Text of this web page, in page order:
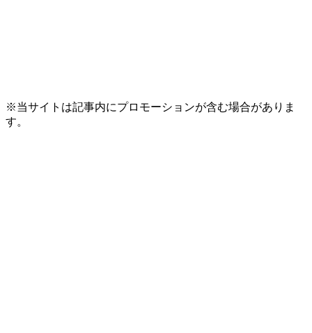
※当サイトは記事内にプロモーションが含む場合がありま
す。